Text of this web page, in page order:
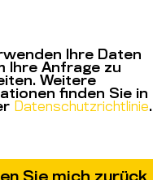
Ihre Daten
Ihre Anfrage zu
Weitere
finden Sie in
Datenschutzrichtlinie.